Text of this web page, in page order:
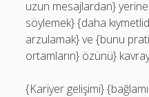
uzun mesajlardan}
söylemek} {daha
arzulamak} ve {bunu
ortamların} özünü}
{Kariyer gelişimi}